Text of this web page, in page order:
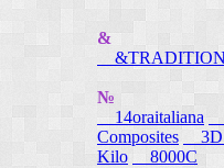
&
&TRADITION
№
14oraitaliana
Composites
3D
Kilo
8000C